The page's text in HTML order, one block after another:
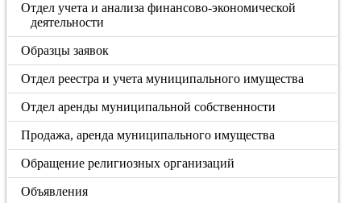
Отдел учета и анализа финансово-экономической
деятельности
Образцы заявок
Отдел реестра и учета муниципального имущества
Отдел аренды муниципальной собственности
Продажа, аренда муниципального имущества
Обращение религиозных организаций
Объявления